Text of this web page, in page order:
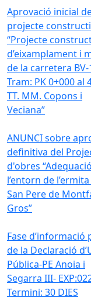
Aprovació inicial
projecte
“Projecte
d’eixamplament i
de la carretera BV-
Tram: PK 0+000 al
TT. MM. Copons i
Veciana”
ANUNCI sobre
definitiva del
d'obres
l’entorn de
San Pere de
Gros”
Fase d’informació
de la Declaració
Pública-PE Anoia i
Segarra III-
Termini: 30 DIES